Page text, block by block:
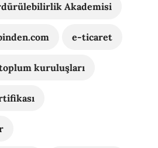
Akademisi
e-ticaret
kuruluşları